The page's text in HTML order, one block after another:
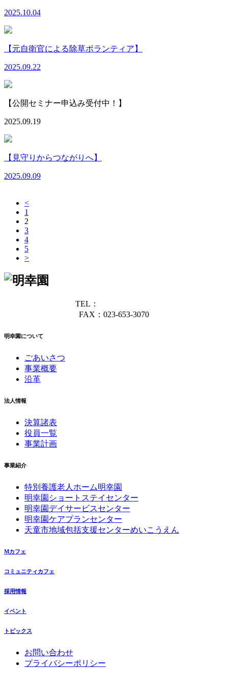
2025.10.04
【元自衛官による除草ボランティア】
2025.09.22
【公開セミナー申込み受付中！】
2025.09.19
【見守りからつながりへ】
2025.09.09
<
1
2
3
4
5
>
TEL：
FAX：023-653-3070
明幸園について
ごあいさつ
事業概要
沿革
法人情報
決算諸表
役員一覧
事業計画
事業紹介
特別養護老人ホーム明幸園
明幸園ショートステイセンター
明幸園デイサービスセンター
明幸園ケアプランセンター
天童市地域包括支援センターめいこうえん
Mカフェ
コミュニティカフェ
採用情報
イベント
トピックス
お問い合わせ
プライバシーポリシー